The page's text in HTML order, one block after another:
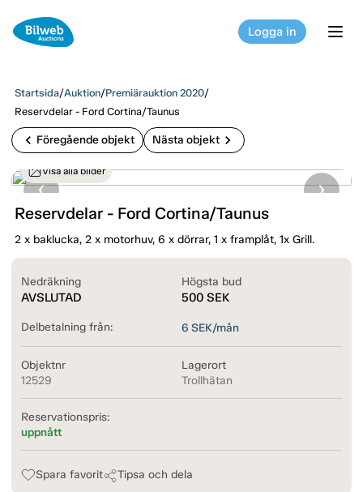
Logga in
Startsida/Auktion/Premiärauktion 2020/
Reservdelar - Ford Cortina/Taunus
chevron_left Föregående objekt Nästa objekt chevron_right
Visa alla bilder
Reservdelar - Ford Cortina/Taunus
2 x baklucka, 2 x motorhuv, 6 x dörrar, 1 x framplåt, 1x Grill.
Nedräkning
AVSLUTAD
Högsta bud
500 SEK
Delbetalning från: 6 SEK/mån
Objektnr
12529
Lagerort
Trollhätan
Reservationspris:
uppnått
Spara favorit Tipsa och dela